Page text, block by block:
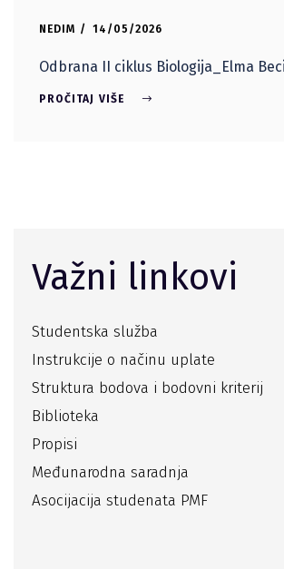
NEDIM 14/05/2026
Odbrana II ciklus Biologija_Elma
PROČITAJ VIŠE
Važni linkovi
Studentska služba
Instrukcije o načinu uplate
Struktura bodova i bodovni kriterij
Biblioteka
Propisi
Međunarodna saradnja
Asocijacija studenata PMF